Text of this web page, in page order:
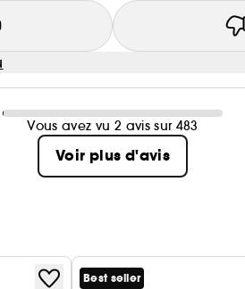
Vous avez vu 2 avis sur 483
Voir plus d'avis
Best seller